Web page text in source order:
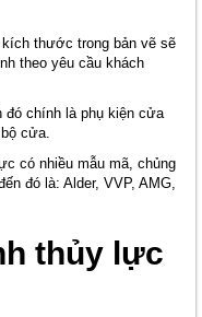
thước trong bản vẽ sẽ
theo yêu cầu khách
chính là phụ kiện cửa
cửa.
có nhiều mẫu mã, chủng
đó là: Alder, VVP, AMG,
thủy lực